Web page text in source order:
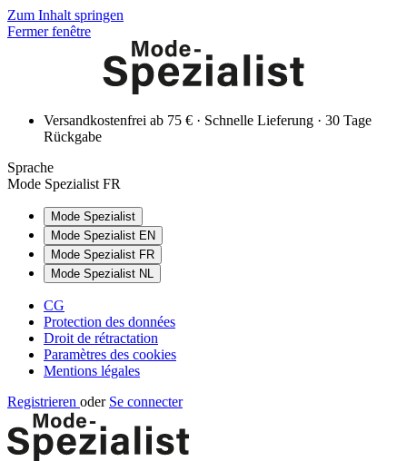
Zum Inhalt springen
Fermer fenêtre
Versandkostenfrei ab 75 € · Schnelle Lieferung · 30 Tage
Rückgabe
Sprache
Mode Spezialist FR
Mode Spezialist
Mode Spezialist EN
Mode Spezialist FR
Mode Spezialist NL
CG
Protection des données
Droit de rétractation
Paramètres des cookies
Mentions légales
Registrieren oder Se connecter